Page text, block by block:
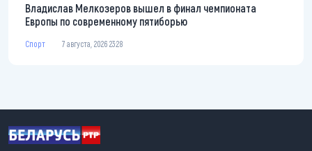
Владислав Мелкозеров вышел в финал чемпионата
Европы по современному пятиборью
Спорт 7 августа, 2026 23:28